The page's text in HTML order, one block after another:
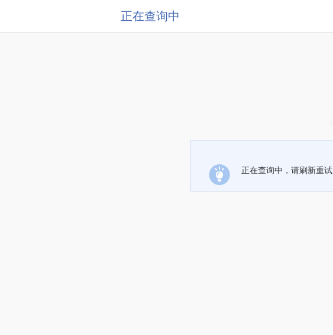
正在查询中
正在查询中，请刷新重试